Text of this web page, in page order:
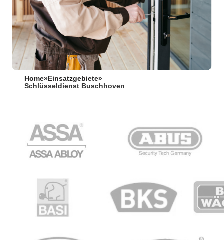
Home» Einsatzgebiete»
Schlüsseldienst Buschhoven